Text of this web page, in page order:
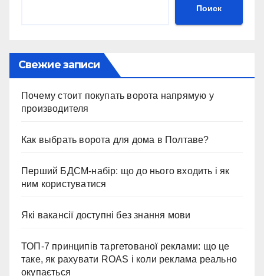
Поиск
Свежие записи
Почему стоит покупать ворота напрямую у
производителя
Как выбрать ворота для дома в Полтаве?
Перший БДСМ-набір: що до нього входить і як
ним користуватися
Які вакансії доступні без знання мови
ТОП-7 принципів таргетованої реклами: що це
таке, як рахувати ROAS і коли реклама реально
окупається